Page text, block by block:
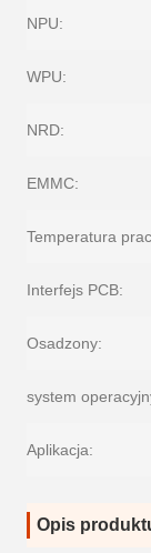
NPU:
WPU:
NRD:
EMMC:
Temperatura
Interfejs PCB:
Osadzony:
system
Aplikacja:
Opis